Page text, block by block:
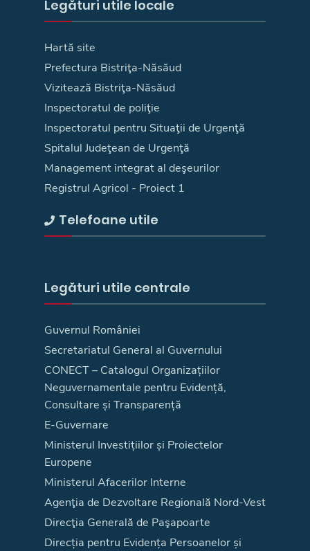
Legături utile locale
Hartă site
Prefectura Bistriţa-Năsăud
Vizitează Bistriţa-Năsăud
Inspectoratul de poliţie
Inspectoratul pentru Situaţii de Urgenţă
Spitalul Judeţean de Urgenţă
Management integrat al deşeurilor
Registrul Agricol - Proiect 1
Telefoane utile
Legături utile centrale
Guvernul României
Secretariatul General al Guvernului
CONECT – Catalogul Organizațiilor
Neguvernamentale pentru Evidență,
Consultare și Transparență
E-Guvernare
Ministerul Investițiilor și Proiectelor
Europene
Ministerul Afacerilor Interne
Agenţia de Dezvoltare Regională Nord-Vest
Direcţia Generală de Paşapoarte
Direcția pentru Evidența Persoanelor și